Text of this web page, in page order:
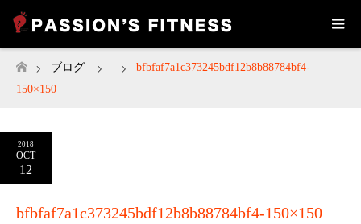
ホーム
ブログ
bfbfaf7a1c373245bdf12b8b88784bf4-
150×150
2018
OCT
12
bfbfaf7a1c373245bdf12b8b88784bf4-150×150